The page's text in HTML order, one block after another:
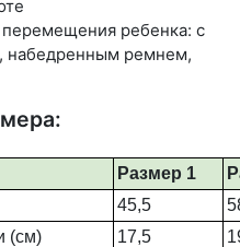
ребенка: с
набедренным ремнем,
Размер 1
45,5
(см)
17,5